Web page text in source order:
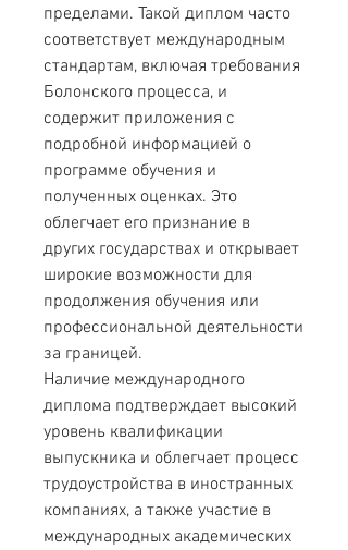
пределами. Такой диплом часто
соответствует международным
стандартам, включая требования
Болонского процесса, и
содержит приложения с
подробной информацией о
программе обучения и
полученных оценках. Это
облегчает его признание в
других государствах и открывает
широкие возможности для
продолжения обучения или
профессиональной деятельности
за границей.
Наличие международного
диплома подтверждает высокий
уровень квалификации
выпускника и облегчает процесс
трудоустройства в иностранных
компаниях, а также участие в
международных академических